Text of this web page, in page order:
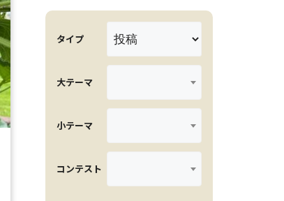
タイプ
大テーマ
小テーマ
コンテスト